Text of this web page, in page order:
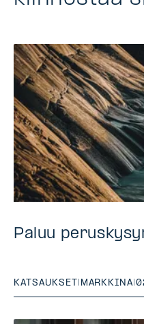
Paluu
KATSAUKSET MARKKINA |